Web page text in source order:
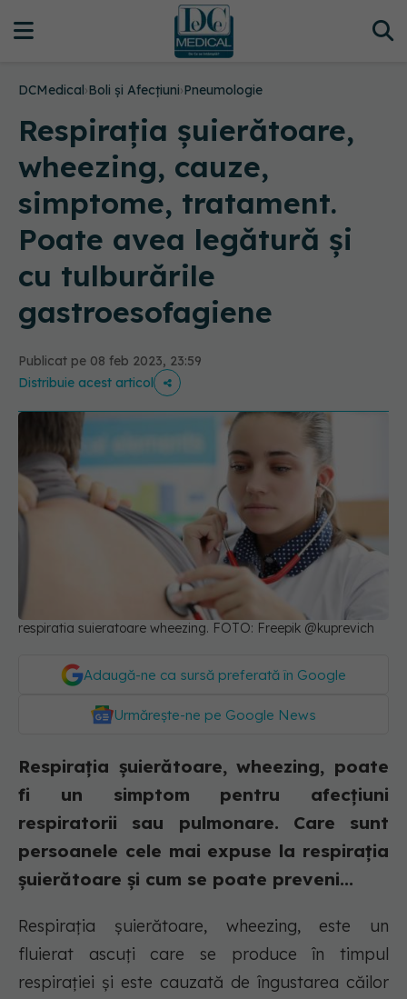
DCMedical›Boli și Afecțiuni›Pneumologie
Respirația șuierătoare,
wheezing, cauze,
simptome, tratament.
Poate avea legătură și
cu tulburările
gastroesofagiene
Publicat pe 08 feb 2023, 23:59
Distribuie acest articol
respiratia suieratoare wheezing. FOTO: Freepik @kuprevich
Adaugă-ne ca sursă preferată în Google
Urmărește-ne pe Google News
Respirația șuierătoare, wheezing, poate
fi un simptom pentru afecțiuni
respiratorii sau pulmonare. Care sunt
persoanele cele mai expuse la respirația
șuierătoare și cum se poate preveni...
Respirația șuierătoare, wheezing, este un
fluierat ascuți care se produce în timpul
respirației și este cauzată de îngustarea căilor